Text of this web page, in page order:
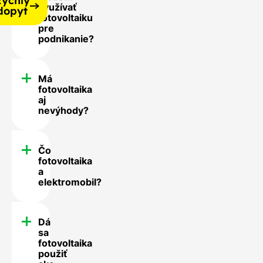
využívať
fotovoltaiku
pre
podnikanie?
Má
fotovoltaika
aj
nevýhody?
Čo
fotovoltaika
a
elektromobil?
Dá
sa
fotovoltaika
použiť